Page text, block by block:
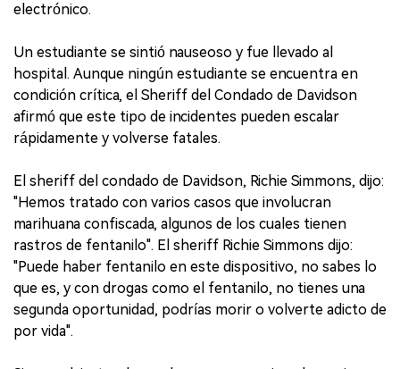
electrónico.
Un estudiante se sintió nauseoso y fue llevado al
hospital. Aunque ningún estudiante se encuentra en
condición crítica, el Sheriff del Condado de Davidson
afirmó que este tipo de incidentes pueden escalar
rápidamente y volverse fatales.
El sheriff del condado de Davidson, Richie Simmons, dijo:
"Hemos tratado con varios casos que involucran
marihuana confiscada, algunos de los cuales tienen
rastros de fentanilo". El sheriff Richie Simmons dijo:
"Puede haber fentanilo en este dispositivo, no sabes lo
que es, y con drogas como el fentanilo, no tienes una
segunda oportunidad, podrías morir o volverte adicto de
por vida".